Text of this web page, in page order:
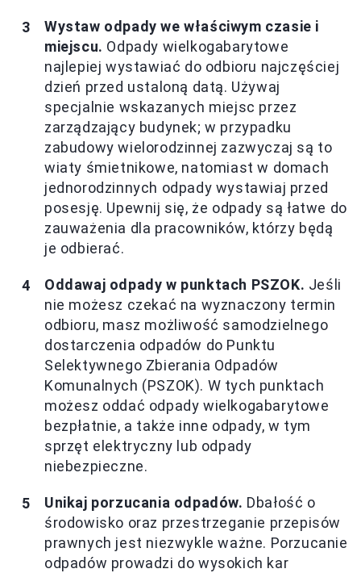
Wystaw odpady we właściwym czasie i
miejscu. Odpady wielkogabarytowe
najlepiej wystawiać do odbioru najczęściej
dzień przed ustaloną datą. Używaj
specjalnie wskazanych miejsc przez
zarządzający budynek; w przypadku
zabudowy wielorodzinnej zazwyczaj są to
wiaty śmietnikowe, natomiast w domach
jednorodzinnych odpady wystawiaj przed
posesję. Upewnij się, że odpady są łatwe do
zauważenia dla pracowników, którzy będą
je odbierać.
Oddawaj odpady w punktach PSZOK. Jeśli
nie możesz czekać na wyznaczony termin
odbioru, masz możliwość samodzielnego
dostarczenia odpadów do Punktu
Selektywnego Zbierania Odpadów
Komunalnych (PSZOK). W tych punktach
możesz oddać odpady wielkogabarytowe
bezpłatnie, a także inne odpady, w tym
sprzęt elektryczny lub odpady
niebezpieczne.
Unikaj porzucania odpadów. Dbałość o
środowisko oraz przestrzeganie przepisów
prawnych jest niezwykle ważne. Porzucanie
odpadów prowadzi do wysokich kar